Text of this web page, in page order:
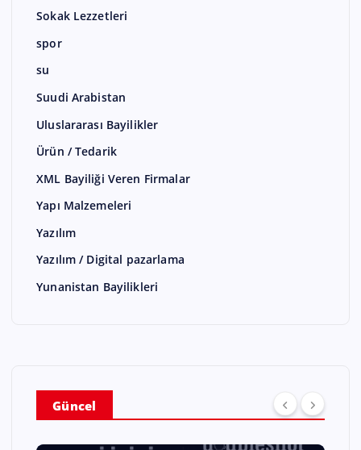
Sokak Lezzetleri
spor
su
Suudi Arabistan
Uluslararası Bayilikler
Ürün / Tedarik
XML Bayiliği Veren Firmalar
Yapı Malzemeleri
Yazılım
Yazılım / Digital pazarlama
Yunanistan Bayilikleri
Güncel